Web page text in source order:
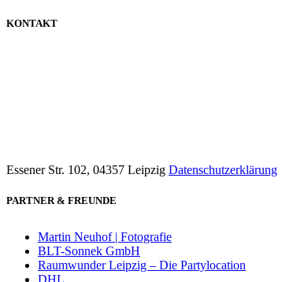
KONTAKT
Essener Str. 102, 04357 Leipzig Datenschutzerklärung
PARTNER & FREUNDE
Martin Neuhof | Fotografie
BLT-Sonnek GmbH
Raumwunder Leipzig – Die Partylocation
DHL